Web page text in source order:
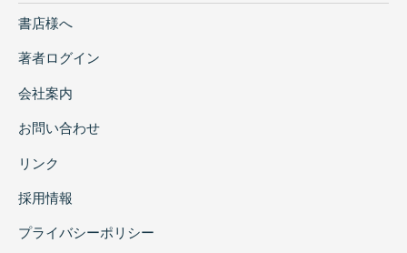
書店様へ
著者ログイン
会社案内
お問い合わせ
リンク
採用情報
プライバシーポリシー